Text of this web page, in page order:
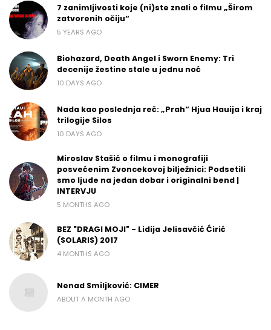
7 zanimljivosti koje (ni)ste znali o filmu „Širom
zatvorenih očiju“
5 YEARS AGO
Biohazard, Death Angel i Sworn Enemy: Tri
decenije žestine stale u jednu noć
10 DAYS AGO
Nada kao poslednja reč: „Prah“ Hjua Hauija i kraj
trilogije Silos
10 DAYS AGO
Miroslav Stašić o filmu i monografiji
posvećenim Zvoncekovoj bilježnici: Podsetili
smo ljude na jedan dobar i originalni bend |
INTERVJU
5 MONTHS AGO
BEZ "DRAGI MOJI" - Lidija Jelisavčić Ćirić
(SOLARIS) 2017
4 MONTHS AGO
Nenad Smiljković: CIMER
ABOUT A MONTH AGO